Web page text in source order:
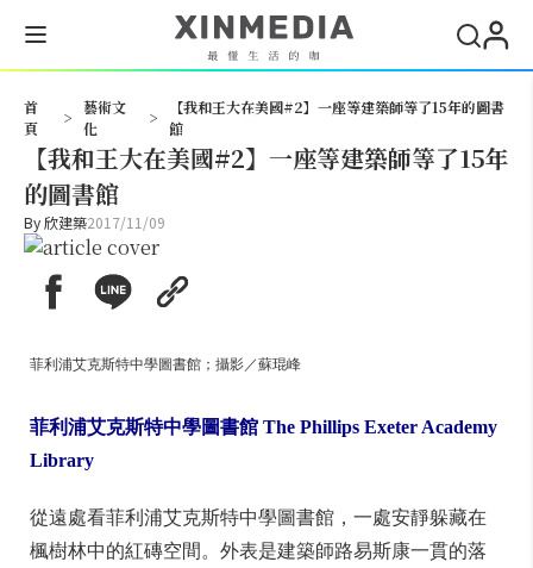
首
頁
>
藝術文
化
>
【我和王大在美國#2】一座等建築師等了15年的圖書
館
【我和王大在美國#2】一座等建築師等了15年
的圖書館
By欣建築2017/11/09
菲利浦艾克斯特中學圖書館；攝影／蘇琨峰
菲利浦艾克斯特中學圖書館 The Phillips Exeter Academy
Library
從遠處看菲利浦艾克斯特中學圖書館，一處安靜躲藏在
楓樹林中的紅磚空間。外表是建築師路易斯康一貫的落